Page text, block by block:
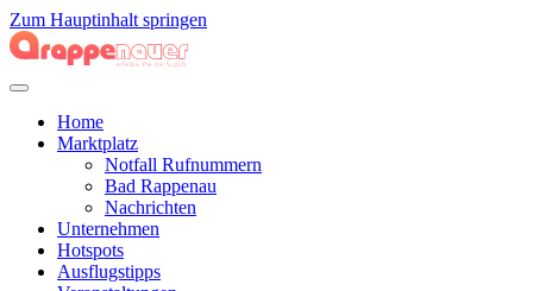
Zum Hauptinhalt springen
Home
Marktplatz
Notfall Rufnummern
Bad Rappenau
Nachrichten
Unternehmen
Hotspots
Ausflugstipps